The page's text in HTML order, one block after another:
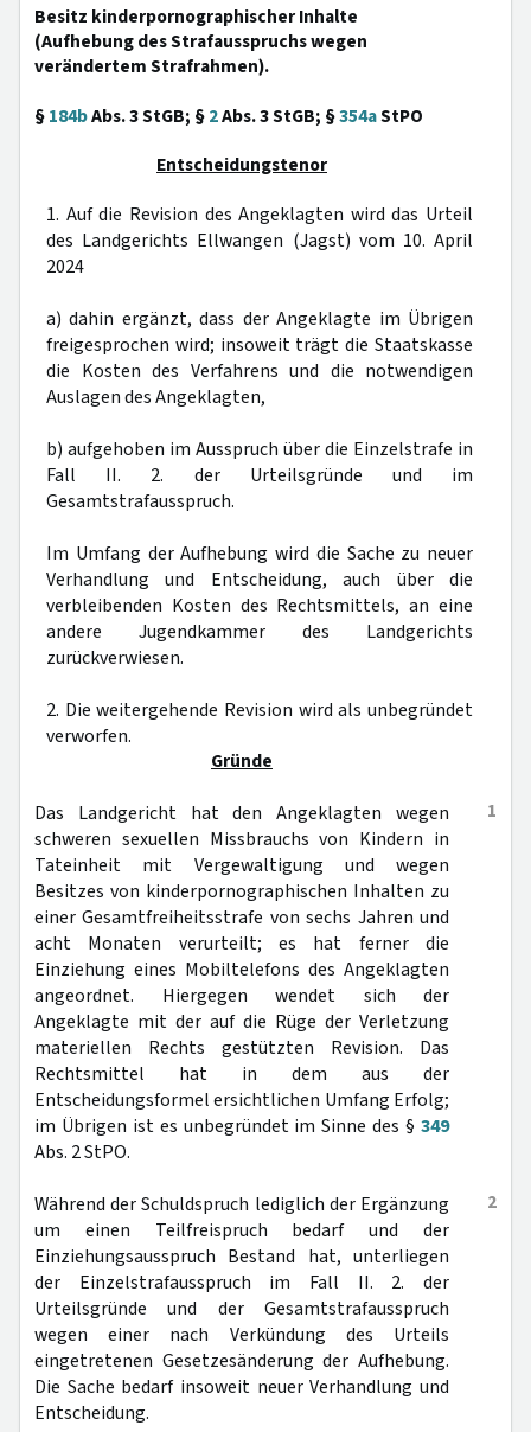
Besitz kinderpornographischer Inhalte
(Aufhebung des Strafausspruchs wegen
verändertem Strafrahmen).
§184bAbs. 3 StGB; §2Abs. 3 StGB; §354aStPO
Entscheidungstenor
1. Auf die Revision des Angeklagten wird das Urteil
des Landgerichts Ellwangen (Jagst) vom 10. April
2024
a) dahin ergänzt, dass der Angeklagte im Übrigen
freigesprochen wird; insoweit trägt die Staatskasse
die Kosten des Verfahrens und die notwendigen
Auslagen des Angeklagten,
b) aufgehoben im Ausspruch über die Einzelstrafe in
Fall II. 2. der Urteilsgründe und im
Gesamtstrafausspruch.
Im Umfang der Aufhebung wird die Sache zu neuer
Verhandlung und Entscheidung, auch über die
verbleibenden Kosten des Rechtsmittels, an eine
andere Jugendkammer des Landgerichts
zurückverwiesen.
2. Die weitergehende Revision wird als unbegründet
verworfen.
Gründe
1
Das Landgericht hat den Angeklagten wegen
schweren sexuellen Missbrauchs von Kindern in
Tateinheit mit Vergewaltigung und wegen
Besitzes von kinderpornographischen Inhalten zu
einer Gesamtfreiheitsstrafe von sechs Jahren und
acht Monaten verurteilt; es hat ferner die
Einziehung eines Mobiltelefons des Angeklagten
angeordnet. Hiergegen wendet sich der
Angeklagte mit der auf die Rüge der Verletzung
materiellen Rechts gestützten Revision. Das
Rechtsmittel hat in dem aus der
Entscheidungsformel ersichtlichen Umfang Erfolg;
im Übrigen ist es unbegründet im Sinne des § 349
Abs. 2 StPO.
2
Während der Schuldspruch lediglich der Ergänzung
um einen Teilfreispruch bedarf und der
Einziehungsausspruch Bestand hat, unterliegen
der Einzelstrafausspruch im Fall II. 2. der
Urteilsgründe und der Gesamtstrafausspruch
wegen einer nach Verkündung des Urteils
eingetretenen Gesetzesänderung der Aufhebung.
Die Sache bedarf insoweit neuer Verhandlung und
Entscheidung.